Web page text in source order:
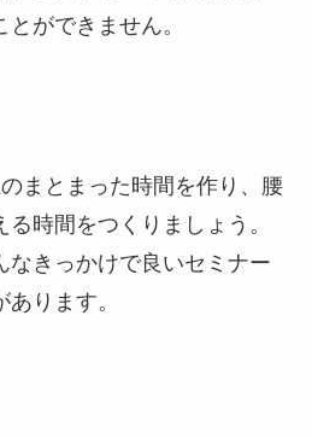
ができません。
まとまった時間を作り、腰
時間をつくりましょう。
なきっかけで良いセミナー
ります。